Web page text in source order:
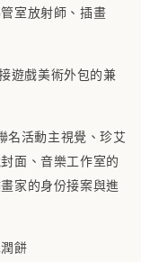
室放射師、插畫
遊戲美術外包的兼
名活動主視覺、珍艾
面、音樂工作室的
家的身份接案與進
餅